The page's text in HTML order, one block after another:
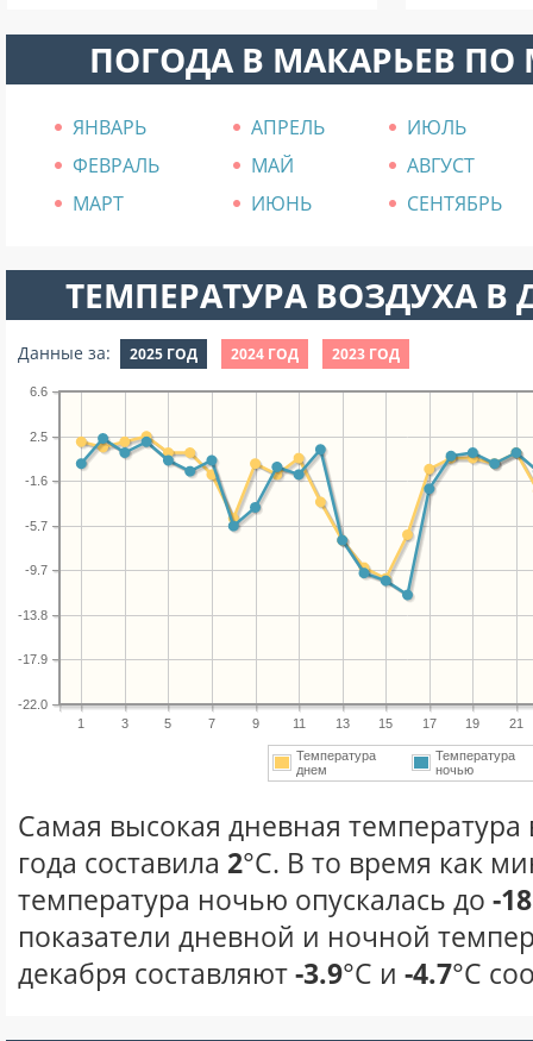
ПОГОДА В МАКАРЬЕВ
ЯНВАРЬ АПРЕЛЬ
ИЮЛЬ
ФЕВРАЛЬ
МАЙ
АВГУСТ
МАРТ
ИЮНЬ СЕНТЯБРЬ
ТЕМПЕРАТУРА ВОЗДУХА В
Данные за: 2025 ГОД 2024 ГОД 2023 ГОД
1 3 5 7 9 11 13 15 17 19 21
-22.0
-17.9
-13.8
-9.7
-5.7
-1.6
2.5
6.6
Температура
днем
Температура
ночью
Самая высокая дневная температура
года составила 2°С. В то время как
температура ночью опускалась до -18
показатели дневной и ночной
декабря составляют-3.9°С и -4.7°С